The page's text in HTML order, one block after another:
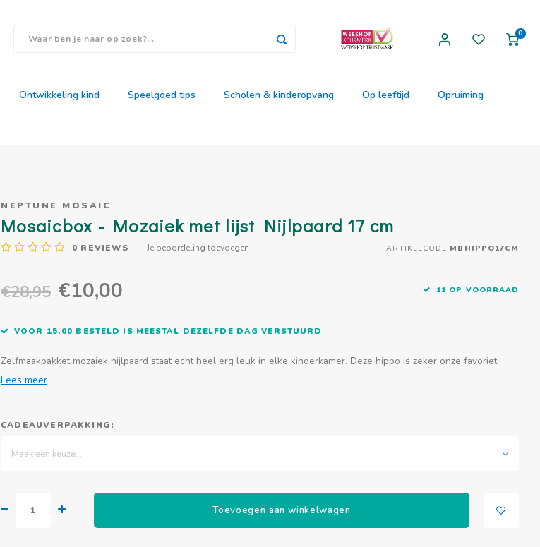
0
Ontwikkeling kind Speelgoed tips Scholen & kinderopvang Op leeftijd Opruiming
NEPTUNE MOSAIC
Mosaicbox - Mozaiek met lijst Nijlpaard 17 cm
0 REVIEWS Je beoordeling toevoegen ARTIKELCODE MBHIPPO17CM
€28,95 €10,00 11 OP VOORRAAD
VOOR 15.00 BESTELD IS MEESTAL DEZELFDE DAG VERSTUURD
Zelfmaakpakket mozaiek nijlpaard staat echt heel erg leuk in elke kinderkamer. Deze hippo is zeker onze favoriet
Lees meer
CADEAUVERPAKKING:
Maak een keuze...
Toevoegen aan winkelwagen